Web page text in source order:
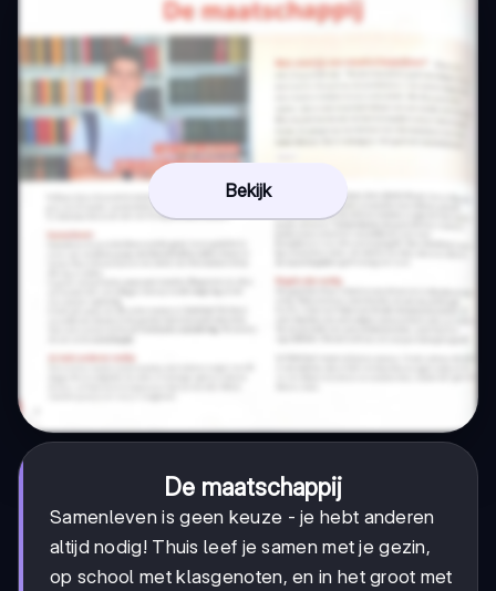
Bekijk
De maatschappij
Samenleven is geen keuze - je hebt anderen
altijd nodig! Thuis leef je samen met je gezin,
op school met klasgenoten, en in het groot met